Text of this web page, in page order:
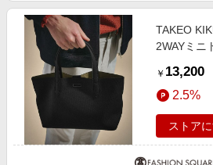
旅行・レジャー・ホテル予約
生活・お役立ち
金融・マネー・保険
デジタルコンテンツ
ビジネス・その他サービス
Apple公式サイト×楽天カード分割払い
Qoo10メガポ
Samsung ボーナスキャンペーン
週末の高還元 夏の長期版
TAKEO
2WAYミニ
￥ 13,200
2.5%
ストア